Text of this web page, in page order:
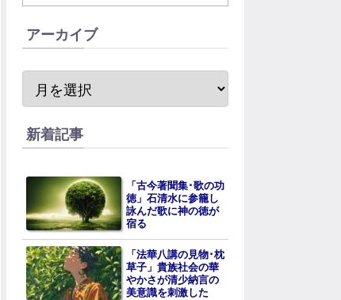
アーカイブ
新着記事
「古今著聞集･歌の功
徳」石清水に参籠し
詠んだ歌に神の徳が
宿る
「法華八講の見物･枕
草子」貴族社会の華
やかさが清少納言の
美意識を刺激した